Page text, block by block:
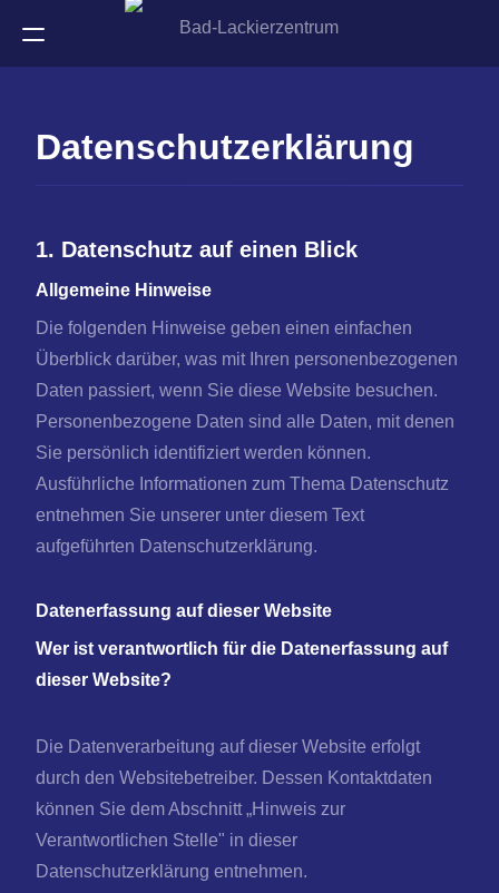
Datenschutzerklärung
1. Datenschutz auf einen Blick
Allgemeine Hinweise
Die folgenden Hinweise geben einen einfachen
Überblick darüber, was mit Ihren personenbezogenen
Daten passiert, wenn Sie diese Website besuchen.
Personenbezogene Daten sind alle Daten, mit denen
Sie persönlich identifiziert werden können.
Ausführliche Informationen zum Thema Datenschutz
entnehmen Sie unserer unter diesem Text
aufgeführten Datenschutzerklärung.
Datenerfassung auf dieser Website
Wer ist verantwortlich für die Datenerfassung auf
dieser Website?
Die Datenverarbeitung auf dieser Website erfolgt
durch den Websitebetreiber. Dessen Kontaktdaten
können Sie dem Abschnitt „Hinweis zur
Verantwortlichen Stelle" in dieser
Datenschutzerklärung entnehmen.